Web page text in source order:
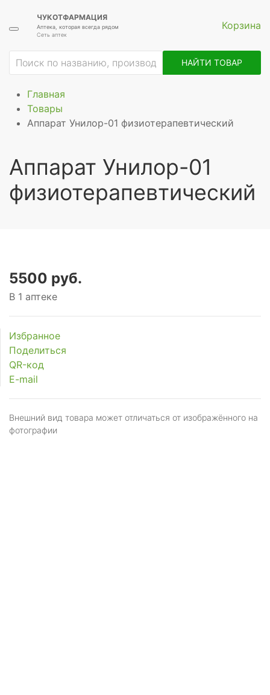
ЧУКОТФАРМАЦИЯ
Аптека, которая всегда рядом
Сеть аптек
Корзина
НАЙТИ ТОВАР
Главная
Товары
Аппарат Унилор-01 физиотерапевтический
Аппарат Унилор-01
физиотерапевтический
5500 руб.
В 1 аптеке
Избранное
Поделиться
QR-код
E-mail
Внешний вид товара может отличаться от изображённого на
фотографии